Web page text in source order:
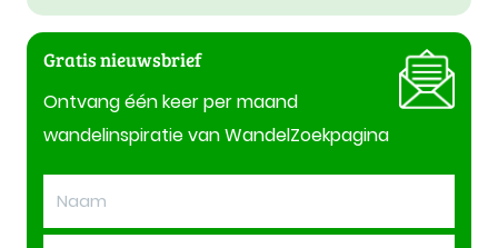
Gratis nieuwsbrief
Ontvang één keer per maand
wandelinspiratie van WandelZoekpagina